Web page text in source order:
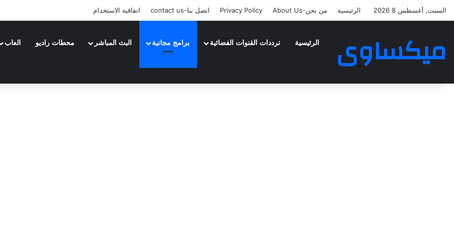
السبت, أغسطس 8 2026 الرئيسية من نحن-About Us Privacy Policy اتصل بنا-contact us اتفاقية الاستخدام
ميكساوى الرئيسية ترددات القنوات الفضائية برامج مجانية البث المباشر محطات راديو العاب